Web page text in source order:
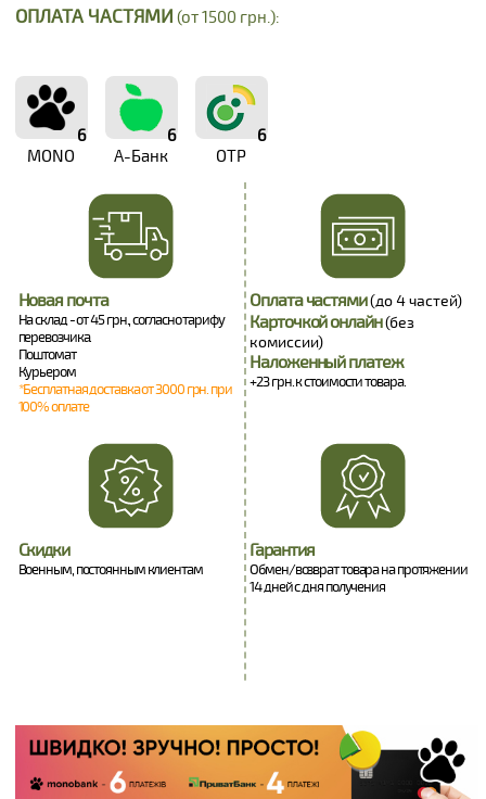
ОПЛАТА ЧАСТЯМИ (от 1500 грн.):
6
MONO
6
А-Банк
6
OTP
Новая почта
На склад - от 45 грн., согласно тарифу
перевозчика.
Поштомат
Курьером
*Бесплатная доставка от 3000 грн. при
100% оплате
Оплата частями(до 4 частей)
Карточкой онлайн(без
комиссии)
Наложенный платеж
+23 грн. к стоимости товара.
Скидки
Военным, постоянным клиентам
Гарантия
Обмен/возврат товара на протяжении
14 дней с дня получения